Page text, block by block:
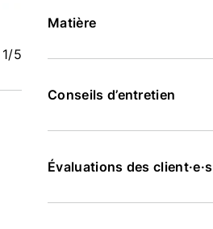
1/5
Matière
Conseils d’entretien
Évaluations des client·e·s